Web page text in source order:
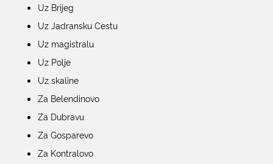
Uz Brijeg
Uz Jadransku Cestu
Uz magistralu
Uz Polje
Uz skaline
Za Belendinovo
Za Dubravu
Za Gosparevo
Za Kontralovo